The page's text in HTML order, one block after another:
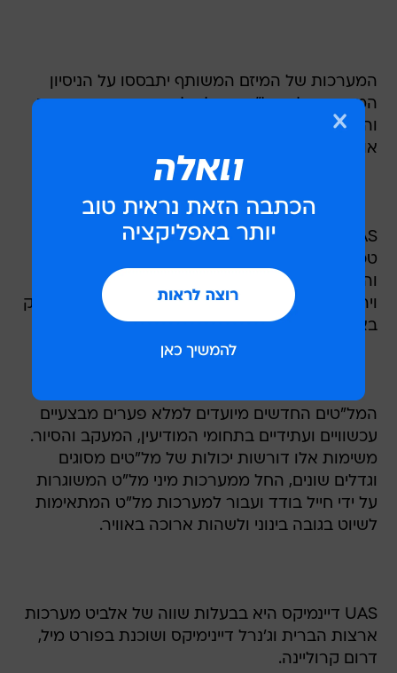
המערכות של המיזם המשותף יתבססו על הניסיון
המבצעי של המל"טים של אלביט מערכות, ההרמס
והסקיילארק. ג'נרל דיימיקס היא יצרנית כלים צבאים
אוויריים, ימיים ויבשתיים. החברה נסחרת בארה"ב.
UAS דינמיקס תשלב במל"טים אלו פיתוחים
טכנולוגיים אמריקאיים מתחומי ההנדסה, הייצור
והלוגיסטיקה שיאפשרו פריסה מהירה של המל"טים
ויהוו מענה לצרכים המשתנים והמתפתחים של השוק
בארצות הברית.
המל"טים החדשים מיועדים למלא פערים מבצעיים
עכשוויים ועתידיים בתחומי המודיעין, המעקב והסיור.
משימות אלו דורשות יכולות של מל"טים מסוגים
וגדלים שונים, החל ממערכות מיני מל"ט המשוגרות
על ידי חייל בודד ועבור למערכות מל"ט המתאימות
לשיוט בגובה בינוני ולשהות ארוכה באוויר.
UAS דיינמיקס היא בבעלות שווה של אלביט מערכות
ארצות הברית וג'נרל דיינימיקס ושוכנת בפורט מיל,
דרום קרוליינה.